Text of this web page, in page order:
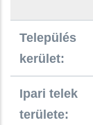
Település
kerület:
Ipari telek
területe: